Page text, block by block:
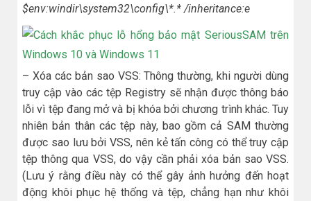
$env:windir\system32\config\*.* /inheritance:e
– Xóa các bản sao VSS: Thông thường, khi người dùng
truy cập vào các tệp Registry sẽ nhận được thông báo
lỗi vì tệp đang mở và bị khóa bởi chương trình khác. Tuy
nhiên bản thân các tệp này, bao gồm cả SAM thường
được sao lưu bởi VSS, nên kẻ tấn công có thể truy cập
tệp thông qua VSS, do vậy cần phải xóa bản sao VSS.
(Lưu ý rằng điều này có thể gây ảnh hưởng đến hoạt
động khôi phục hệ thống và tệp, chẳng hạn như khôi